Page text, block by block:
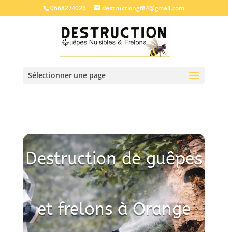
0668274026 destructiongf84@gmail.com
Sélectionner une page
Destruction de guêpes
et frelons à Orange